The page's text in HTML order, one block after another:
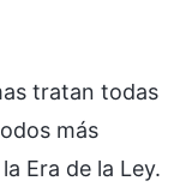
tratan todas
más
Era de la Ley.